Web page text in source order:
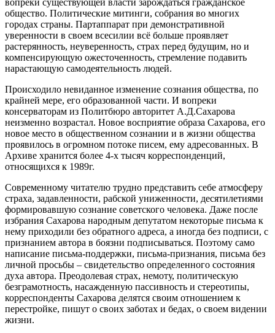
общество. Политические митинги, собрания во многих
городах страны. Партаппарат при демонстративной
уверенности в своем всесилии всё больше проявляет
растерянность, неуверенность, страх перед будущим, но и
компенсирующую ожесточенность, стремление подавить
нарастающую самодеятельность людей.
Происходило невиданное изменение сознания общества, по
крайней мере, его образованной части. И вопреки
консерваторам из Политбюро авторитет А.Д.Сахарова
неизменно возрастал. Новое восприятие образа Сахарова, его
новое место в общественном сознании и в жизни общества
проявилось в огромном потоке писем, ему адресованных. В
Архиве хранится более 4-х тысяч корреспонденций,
относящихся к 1989г.
Современному читателю трудно представить себе атмосферу
страха, задавленности, рабской униженности, десятилетиями
формировавшую сознание советского человека. Даже после
избрания Сахарова народным депутатом некоторые письма к
нему приходили без обратного адреса, а иногда без подписи, с
признанием автора в боязни подписываться. Поэтому само
написание письма-поддержки, письма-признания, письма без
личной просьбы – свидетельство определенного состояния
духа автора. Преодолевая страх, немоту, политическую
безграмотность, насажденную пассивность и стереотипы,
корреспонденты Сахарова делятся своим отношением к
перестройке, пишут о своих заботах и бедах, о своем видении
жизни.